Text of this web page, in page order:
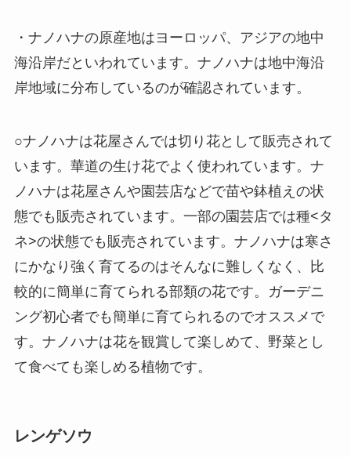
・ナノハナの原産地はヨーロッパ、アジアの地中
海沿岸だといわれています。ナノハナは地中海沿
岸地域に分布しているのが確認されています。
○ナノハナは花屋さんでは切り花として販売されて
います。華道の生け花でよく使われています。ナ
ノハナは花屋さんや園芸店などで苗や鉢植えの状
態でも販売されています。一部の園芸店では種<タ
ネ>の状態でも販売されています。ナノハナは寒さ
にかなり強く育てるのはそんなに難しくなく、比
較的に簡単に育てられる部類の花です。ガーデニ
ング初心者でも簡単に育てられるのでオススメで
す。ナノハナは花を観賞して楽しめて、野菜とし
て食べても楽しめる植物です。
レンゲソウ